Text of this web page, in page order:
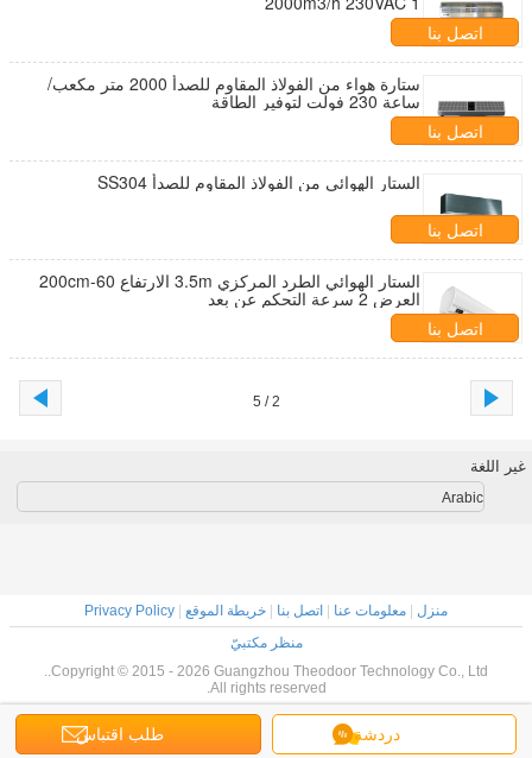
اتصل بنا
ستارة هواء من الفولاذ المقاوم للصدأ 2000 متر مكعب/
ساعة 230 فولت لتوفير الطاقة
اتصل بنا
الستار الهوائي من الفولاذ المقاوم للصدأ SS304
اتصل بنا
الستار الهوائي الطرد المركزي 3.5m الارتفاع 60-200cm
العرض 2 سرعة التحكم عن بعد
اتصل بنا
2 / 5
دردشة طلب اقتباس
غير اللغة
Arabic
منزل معلومات عنا اتصل بنا خريطة الموقع
Privacy Policy
منظر مكتبيّ
Copyright © 2015 - 2026 Guangzhou Theodoor Technology Co., Ltd..
All rights reserved.